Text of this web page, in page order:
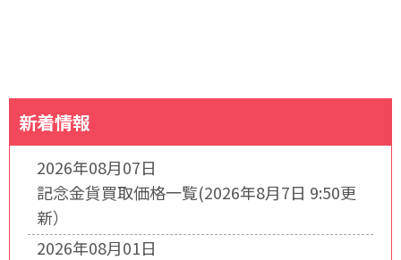
新着情報
2026年08月07日
記念金貨買取価格一覧(2026年8月7日 9:50更
新）
2026年08月01日